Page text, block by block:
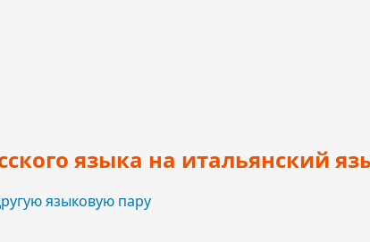
языка на итальянский
языковую пару